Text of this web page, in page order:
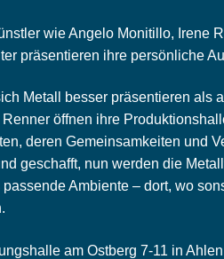
wie Angelo Monitillo, Irene
präsentieren ihre persönliche
Metall besser präsentieren als
öffnen ihre
deren Gemeinsamkeiten und
geschafft, nun werden die
passende Ambiente – dort, wo
am Ostberg 7-11 in